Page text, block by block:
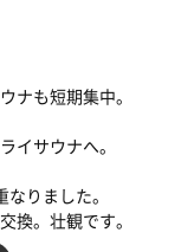
！（一時的でしょう
諦めて温泉へ。
としました。
日目、さすがです。
ナも短期集中。
イサウナへ。
りました。
換。壮観です。